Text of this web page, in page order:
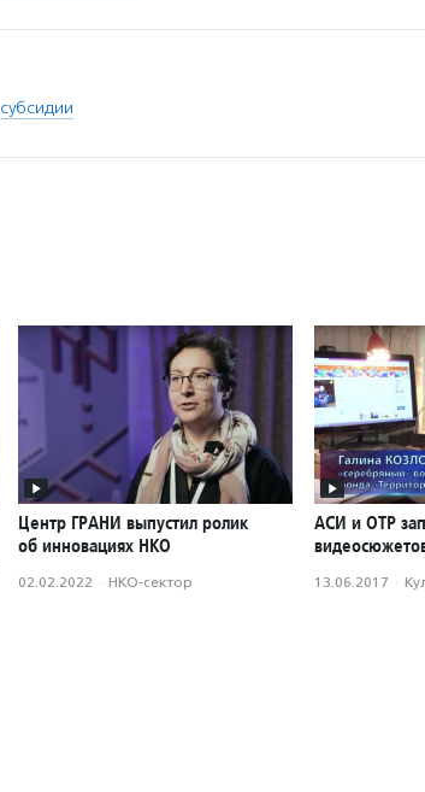
субсидии
Центр ГРАНИ выпустил ролик
об инновациях НКО
02.02.2022 · НКО-сектор
АСИ и ОТР
13.06.2017 ·